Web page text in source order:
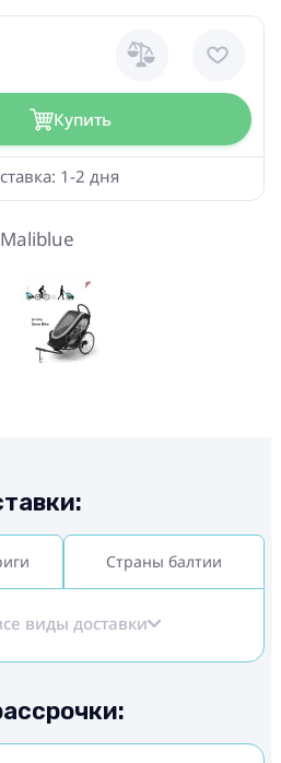
Купить
1-2 дня
Maliblue
Страны балтии
виды доставки